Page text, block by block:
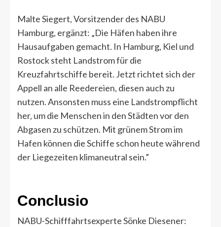
Malte Siegert, Vorsitzender des NABU
Hamburg, ergänzt: „Die Häfen haben ihre
Hausaufgaben gemacht. In Hamburg, Kiel und
Rostock steht Landstrom für die
Kreuzfahrtschiffe bereit. Jetzt richtet sich der
Appell an alle Reedereien, diesen auch zu
nutzen. Ansonsten muss eine Landstrompflicht
her, um die Menschen in den Städten vor den
Abgasen zu schützen. Mit grünem Strom im
Hafen können die Schiffe schon heute während
der Liegezeiten klimaneutral sein.”
Conclusio
NABU-Schifffahrtsexperte Sönke Diesener: